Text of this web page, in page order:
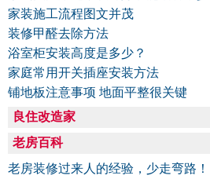
家装施工流程图文并茂
装修甲醛去除方法
浴室柜安装高度是多少？
家庭常用开关插座安装方法
铺地板注意事项 地面平整很关键
良住改造家
老房百科
老房装修过来人的经验，少走弯路！